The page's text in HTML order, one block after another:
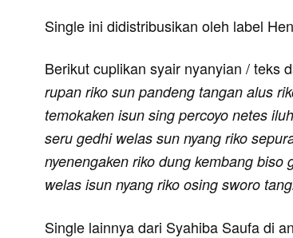
Single ini didistribusikan oleh label
Berikut cuplikan syair nyanyian / teks
rupan riko sun pandeng tangan alus
temokaken isun sing percoyo netes
seru gedhi welas sun nyang riko
nyenengaken riko dung kembang biso
welas isun nyang riko osing sworo
Single lainnya dari Syahiba Saufa di